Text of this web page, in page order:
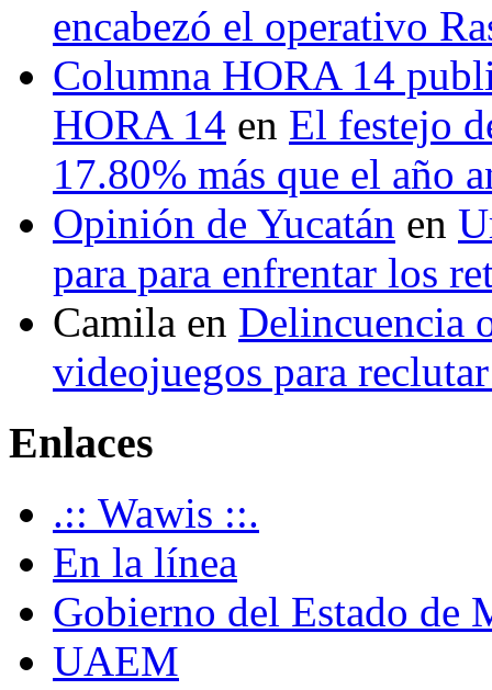
encabezó el operativo
Columna HORA 14
HORA 14 en El festejo
17.80% más que el año
Opinión de Yucatán en
para para enfrentar los
Camila en Delincuencia
videojuegos para
Enlaces
.:: Wawis ::.
En la línea
Gobierno del Estado de
UAEM